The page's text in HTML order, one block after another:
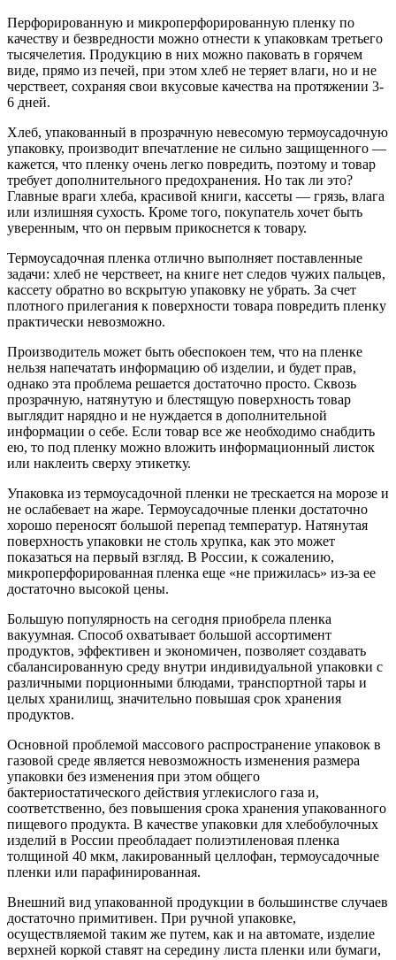
Перфорированную и микроперфорированную пленку по
качеству и безвредности можно отнести к упаковкам третьего
тысячелетия. Продукцию в них можно паковать в горячем
виде, прямо из печей, при этом хлеб не теряет влаги, но и не
черствеет, сохраняя свои вкусовые качества на протяжении 3-
6 дней.
Хлеб, упакованный в прозрачную невесомую термоусадочную
упаковку, производит впечатление не сильно защищенного —
кажется, что пленку очень легко повредить, поэтому и товар
требует дополнительного предохранения. Но так ли это?
Главные враги хлеба, красивой книги, кассеты — грязь, влага
или излишняя сухость. Кроме того, покупатель хочет быть
уверенным, что он первым прикоснется к товару.
Термоусадочная пленка отлично выполняет поставленные
задачи: хлеб не черствеет, на книге нет следов чужих пальцев,
кассету обратно во вскрытую упаковку не убрать. За счет
плотного прилегания к поверхности товара повредить пленку
практически невозможно.
Производитель может быть обеспокоен тем, что на пленке
нельзя напечатать информацию об изделии, и будет прав,
однако эта проблема решается достаточно просто. Сквозь
прозрачную, натянутую и блестящую поверхность товар
выглядит нарядно и не нуждается в дополнительной
информации о себе. Если товар все же необходимо снабдить
ею, то под пленку можно вложить информационный листок
или наклеить сверху этикетку.
Упаковка из термоусадочной пленки не трескается на морозе и
не ослабевает на жаре. Термоусадочные пленки достаточно
хорошо переносят большой перепад температур. Натянутая
поверхность упаковки не столь хрупка, как это может
показаться на первый взгляд. В России, к сожалению,
микроперфорированная пленка еще «не прижилась» из-за ее
достаточно высокой цены.
Большую популярность на сегодня приобрела пленка
вакуумная. Способ охватывает большой ассортимент
продуктов, эффективен и экономичен, позволяет создавать
сбалансированную среду внутри индивидуальной упаковки с
различными порционными блюдами, транспортной тары и
целых хранилищ, значительно повышая срок хранения
продуктов.
Основной проблемой массового распространение упаковок в
газовой среде является невозможность изменения размера
упаковки без изменения при этом общего
бактериостатического действия углекислого газа и,
соответственно, без повышения срока хранения упакованного
пищевого продукта. В качестве упаковки для хлебобулочных
изделий в России преобладает полиэтиленовая пленка
толщиной 40 мкм, лакированный целлофан, термоусадочные
пленки или парафинированная.
Внешний вид упакованной продукции в большинстве случаев
достаточно примитивен. При ручной упаковке,
осуществляемой таким же путем, как и на автомате, изделие
верхней коркой ставят на середину листа пленки или бумаги,